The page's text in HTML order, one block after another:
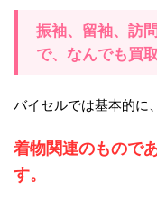
振袖、留袖、訪
で、なんでも買
バイセルでは基本的に、
着物関連のもので
す。